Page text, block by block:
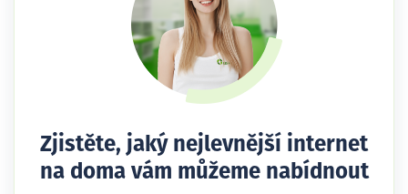
Zjistěte, jaký nejlevnější internet
na doma vám můžeme nabídnout